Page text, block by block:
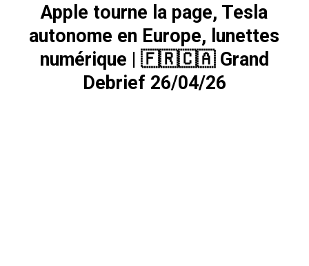
Apple tourne la page, Tesla
autonome en Europe, lunettes
numérique | 🇫🇷🇨🇦 Grand
Debrief 26/04/26